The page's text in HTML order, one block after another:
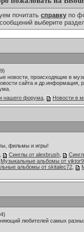
почитать справку по
выберите
новости, происходящие в
сайта и др.информация,
нашего форума Новости в
фильмы и игры!
Синглы от alexbrush
Музыкальные альбомы от
альбомы от skitalec72
любителей самых